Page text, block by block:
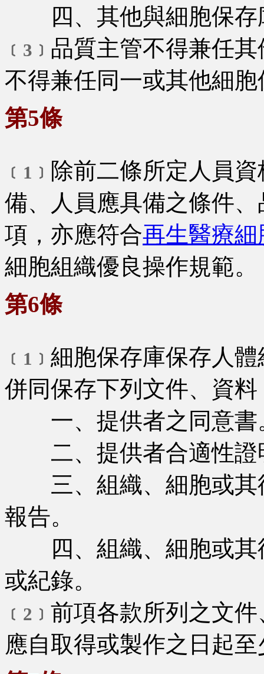
四、其他與細胞保存
﹝3﹞ 品質主管不得兼任
不得兼任同一或其他細
第5條
﹝1﹞ 除前二條所定人員
備、人員應具備之條件
項，亦應符合再生醫療
細胞組織優良操作規範。
第6條
﹝1﹞ 細胞保存庫保存人
併同保存下列文件、資料
一、提供者之同意書
二、提供者合適性證
三、組織、細胞或其
報告。
四、組織、細胞或其
或紀錄。
﹝2﹞ 前項各款所列之文
應自取得或製作之日起